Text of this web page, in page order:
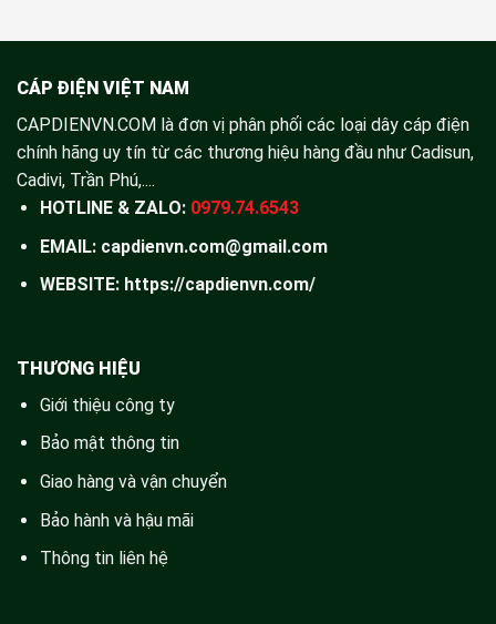
CÁP ĐIỆN VIỆT NAM
CAPDIENVN.COM là đơn vị phân phối các loại dây cáp điện
chính hãng uy tín từ các thương hiệu hàng đầu như Cadisun,
Cadivi, Trần Phú,....
HOTLINE & ZALO: 0979.74.6543
EMAIL: capdienvn.com@gmail.com
WEBSITE: https://capdienvn.com/
THƯƠNG HIỆU
Giới thiệu công ty
Bảo mật thông tin
Giao hàng và vận chuyển
Bảo hành và hậu mãi
Thông tin liên hệ